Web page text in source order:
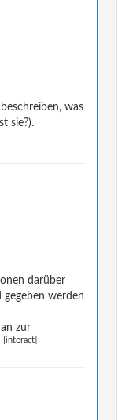
was
sie?).
darüber
werden
zur
[interact]